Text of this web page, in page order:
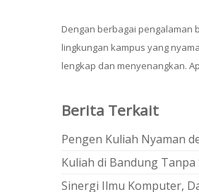
Dengan berbagai pengalaman
lingkungan kampus yang
lengkap dan menyenangkan.
Berita Terkait
Pengen Kuliah Nyaman
Kuliah di Bandung
Sinergi Ilmu Komputer,